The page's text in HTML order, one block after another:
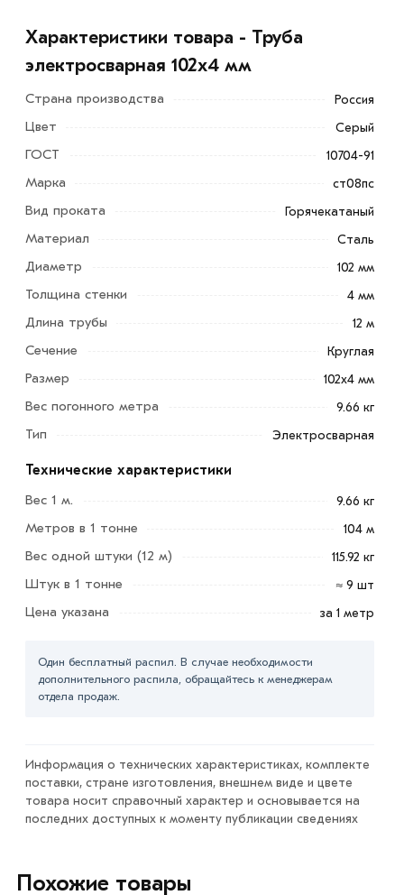
Труба электросварная 102х4 мм - это разновидность
предназначены для транспортировки жидкостей , газов
, пара и других сыпучих и не только веществ.
Производят их разного качества для различных целей -
конструкционные, для трубопроводов и для
магистральных трубопроводов. Также используются
элемент уличных металлоконструкций, рекламных
вывесок, ограждений.
Для приобретения данной позиции, кликните мышкой
«Добавить в корзину»или нажмите на кнопку
«Быстрый заказ»
. Также можете купить позвонив по
контактам указанным на сайте.
электросварная 102х4 мм из категорииТруба
электросварнаяв интернет-магазине МЕТАЛЛ-РС
или самовывоза.
Данний товар от производителя сертифицирован,
обязательно).
Характеристики товара - Труба
электросварная 102х4 мм
Страна производства Россия
Цвет Серый
ГОСТ 10704-91
Марка ст08пс
Вид проката Горячекатаный
Материал Сталь
Диаметр 102 мм
Толщина стенки 4 мм
Длина трубы 12 м
Сечение Круглая
Размер 102х4 мм
Вес погонного метра 9.66 кг
Тип Электросварная
Технические характеристики
Вес 1 м.
9.66 кг
Метров в 1 тонне 104 м
Вес одной штуки (12 м) 115.92 кг
Штук в 1 тонне ≈ 9 шт
Цена указана за 1 метр
Один бесплатный распил. В случае необходимости
дополнительного распила, обращайтесь к менеджерам
отдела продаж.
Информация о технических характеристиках, комплекте
поставки, стране изготовления, внешнем виде и цвете
товара носит справочный характер и основывается на
последних доступных к моменту публикации сведениях
Похожие товары